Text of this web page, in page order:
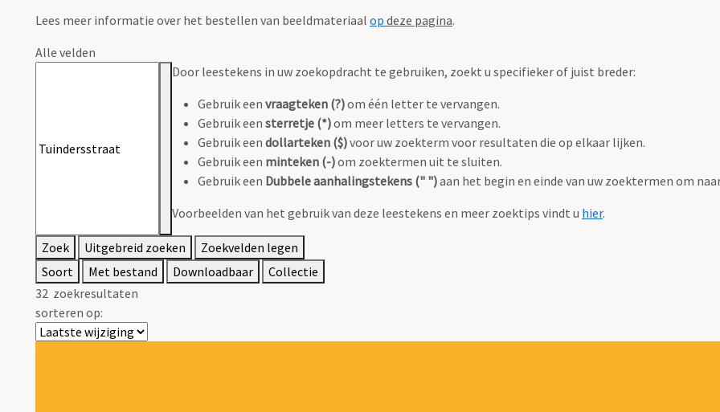
Lees meer informatie over het bestellen van beeldmateriaal op deze pagina.
Alle velden
Door leestekens in uw zoekopdracht te gebruiken, zoekt u specifieker of juist breder:
Gebruik een vraagteken (?)om één letter te vervangen.
Gebruik een sterretje (*)om meer letters te vervangen.
Gebruik een dollarteken ($)voor uw zoekterm voor resultaten die op elkaar lijken.
Gebruik een minteken (-)om zoektermen uit te sluiten.
Gebruik een Dubbele aanhalingstekens (" ")aan het begin en einde van uw zoektermen om
Voorbeelden van het gebruik van deze leestekens en meer zoektips vindt u hier.
Zoek Uitgebreid zoeken
Zoekvelden legen
Soort
Met bestand Downloadbaar
Collectie
32 zoekresultaten
sorteren op: